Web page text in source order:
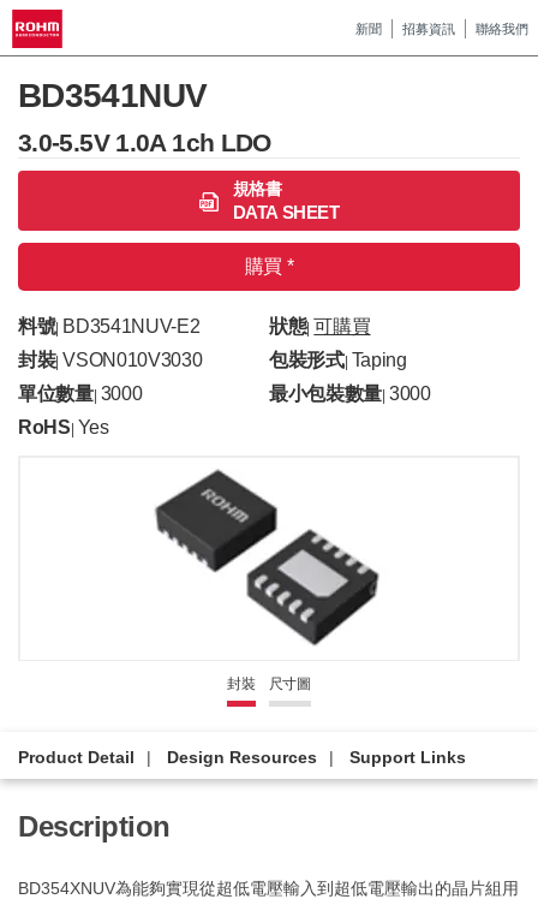
新聞 招募資訊 聯絡我們
BD3541NUV
3.0-5.5V 1.0A 1ch LDO
規格書
DATA SHEET
購買 *
料號| BD3541NUV-E2 狀態| 可購買
封裝| VSON010V3030 包裝形式| Taping
單位數量| 3000 最小包裝數量 |3000
RoHS Yes
封裝 尺寸圖
Product Detail Design Resources Support Links
Description
BD354XNUV為能夠實現從超低電壓輸入到超低電壓輸出的晶片組用